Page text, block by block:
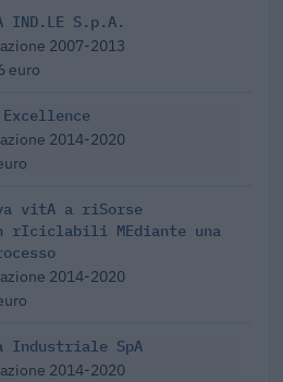
IND.LE S.p.A.
2007-2013
euro
2014-2020
vitA a riSorse
rIciclabili MEdiante una
2014-2020
Industriale SpA
2014-2020